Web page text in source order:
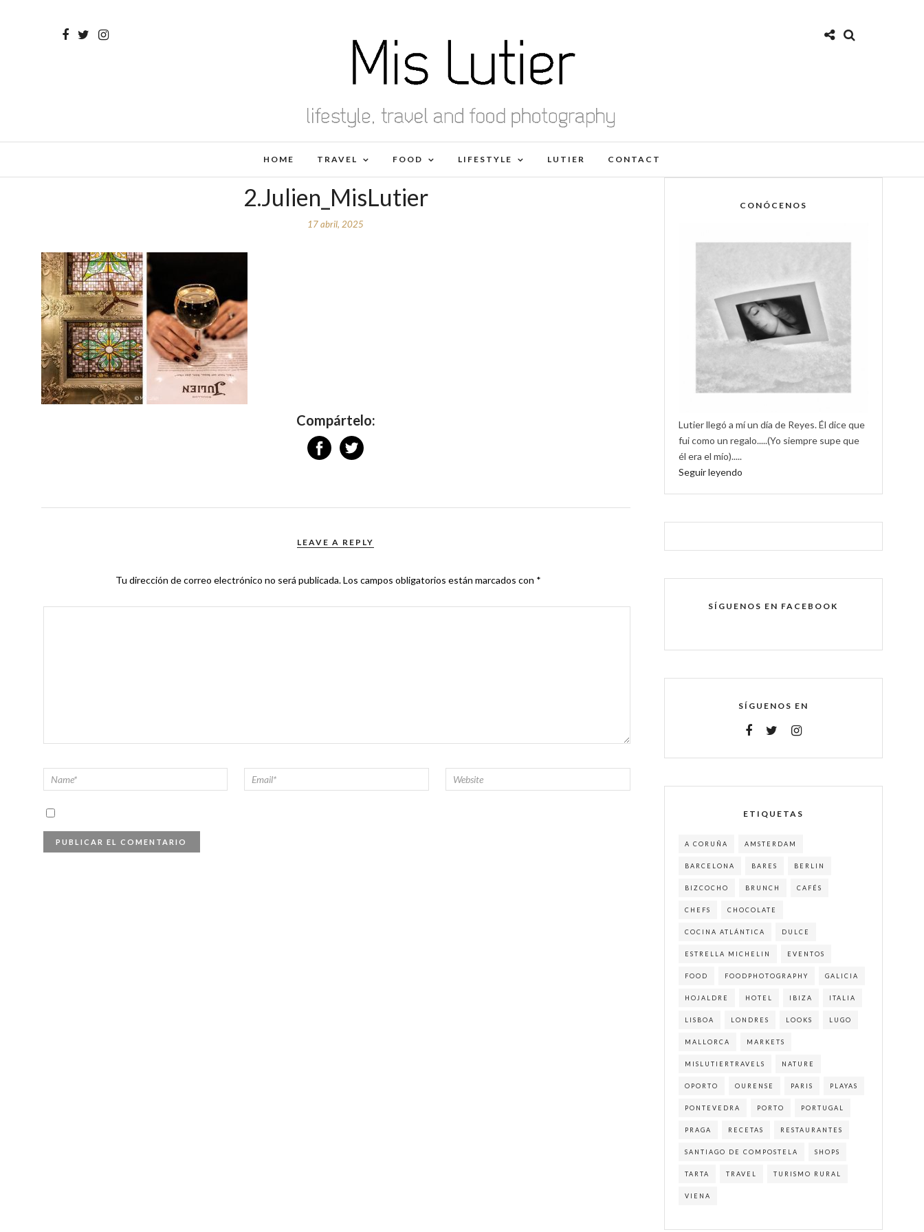
HOME TRAVEL FOOD LIFESTYLE LUTIER CONTACT
2.Julien_MisLutier
17 abril, 2025
Compártelo:
LEAVE A REPLY
Tu dirección de correo electrónico no será publicada.Los campos obligatorios están marcados con *
CONÓCENOS
Lutier llegó a mí un día de Reyes. Él dice que
fui como un regalo.....(Yo siempre supe que
él era el mío).....
Seguir leyendo
SÍGUENOS EN FACEBOOK
SÍGUENOS EN
ETIQUETAS
A CORUÑA AMSTERDAM
BARCELONA BARES BERLIN
BIZCOCHO BRUNCH CAFÉS
CHEFS CHOCOLATE
COCINA ATLÁNTICA DULCE
ESTRELLA MICHELIN EVENTOS
FOOD FOODPHOTOGRAPHY GALICIA
HOJALDRE HOTEL IBIZA ITALIA
LISBOA LONDRES LOOKS LUGO
MALLORCA MARKETS
MISLUTIERTRAVELS NATURE
OPORTO OURENSE PARIS PLAYAS
PONTEVEDRA PORTO PORTUGAL
PRAGA RECETAS RESTAURANTES
SANTIAGO DE COMPOSTELA SHOPS
TARTA TRAVEL TURISMO RURAL
VIENA